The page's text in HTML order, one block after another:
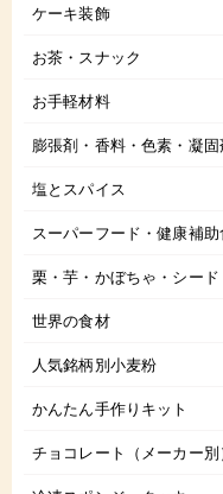
ケーキ装飾
お茶・スナック
お手軽材料
膨張剤・香料・色素・凝
塩とスパイス
スーパーフード・健康補助
栗・芋・かぼちゃ・シード
世界の食材
人気銘柄別小麦粉
かんたん手作りキット
チョコレート（メーカー別